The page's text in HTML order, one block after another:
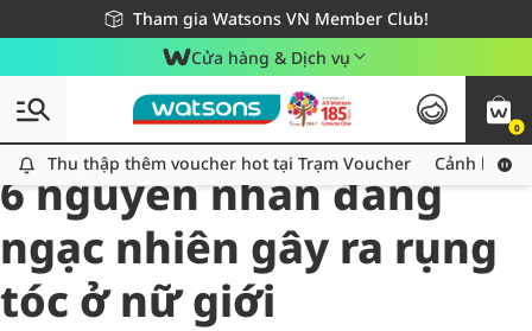
Tham gia Watsons VN Member Club!
Miễn phí giao hàng cho đơn hàng từ 249,000Đ
Giao hàng nhanh 24h - Áp dụng khu vực TP. Hồ Chí Minh
Cửa hàng & Dịch vụ
0
Thu thập thêm voucher hot tại Trạm Voucher
Thu thập thêm voucher hot tại Trạm Voucher Cảnh báo
All
Chăm Sóc Cá Nhân
6 nguyên nhân đáng
ngạc nhiên gây ra rụng
tóc ở nữ giới